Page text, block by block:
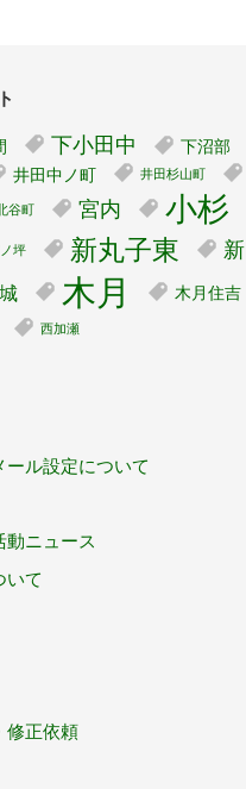
下小田中 下沼部
井田中ノ町 井田杉山町
谷町 宮内
小杉
坪 新丸子東
新
木月
木月住吉
西加瀬
ル設定について
ニュース
いて
修正依頼